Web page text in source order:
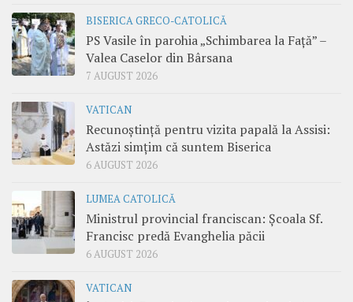
BISERICA GRECO-CATOLICĂ
PS Vasile în parohia „Schimbarea la Față” –
Valea Caselor din Bârsana
7 AUGUST 2026
VATICAN
Recunoștință pentru vizita papală la Assisi:
Astăzi simțim că suntem Biserica
6 AUGUST 2026
LUMEA CATOLICĂ
Ministrul provincial franciscan: Școala Sf.
Francisc predă Evanghelia păcii
6 AUGUST 2026
VATICAN